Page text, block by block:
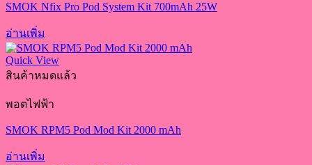
SMOK Nfix Pro Pod System Kit 700mAh 25W
อ่านเพิ่ม
Quick View
สินค้าหมดแล้ว
พอตไฟฟ้า
SMOK RPM5 Pod Mod Kit 2000 mAh
อ่านเพิ่ม